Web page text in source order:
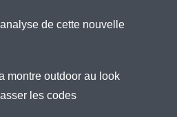
de cette nouvelle
montre outdoor au look
les codes